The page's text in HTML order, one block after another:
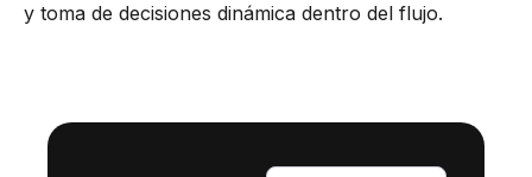
y toma de decisiones dinámica dentro del flujo.